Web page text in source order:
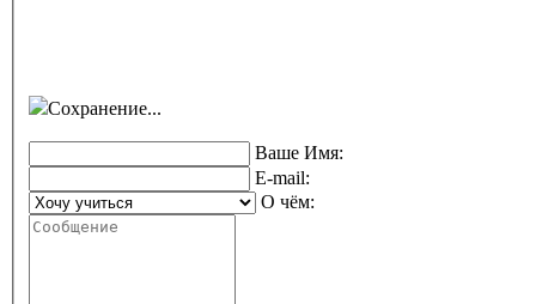
Сохранение...
Ваше Имя:
E-mail:
О чём: